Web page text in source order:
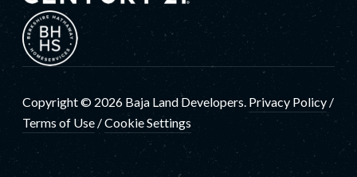
Copyright © 2026 Baja Land Developers. Privacy Policy/
Terms of Use/Cookie Settings